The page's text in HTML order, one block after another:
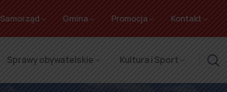
Samorząd Gmina Promocja Kontakt
Sprawy obywatelskie Kultura i Sport